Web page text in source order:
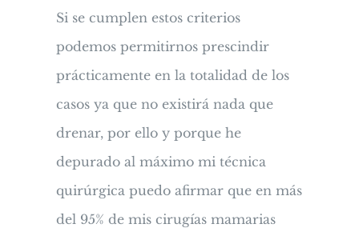
Si se cumplen estos criterios
podemos permitirnos prescindir
prácticamente en la totalidad de los
casos ya que no existirá nada que
drenar, por ello y porque he
depurado al máximo mi técnica
quirúrgica puedo afirmar que en más
del 95% de mis cirugías mamarias